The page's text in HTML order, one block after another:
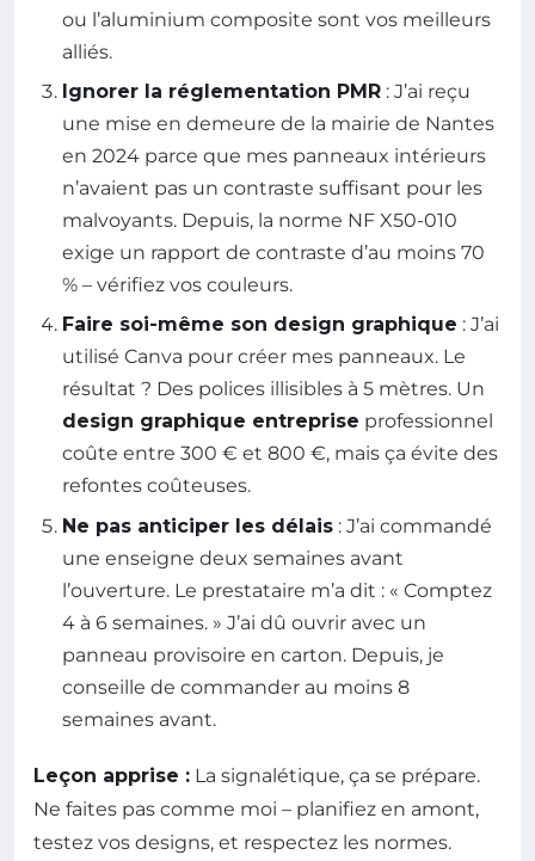
ou l’aluminium composite sont vos meilleurs
alliés.
Ignorer la réglementation PMR : J’ai reçu
une mise en demeure de la mairie de Nantes
en 2024 parce que mes panneaux intérieurs
n’avaient pas un contraste suffisant pour les
malvoyants. Depuis, la norme NF X50-010
exige un rapport de contraste d’au moins 70
% – vérifiez vos couleurs.
Faire soi-même son design graphique : J’ai
utilisé Canva pour créer mes panneaux. Le
résultat ? Des polices illisibles à 5 mètres. Un
design graphique entreprise professionnel
coûte entre 300 € et 800 €, mais ça évite des
refontes coûteuses.
Ne pas anticiper les délais : J’ai commandé
une enseigne deux semaines avant
l’ouverture. Le prestataire m’a dit : « Comptez
4 à 6 semaines. » J’ai dû ouvrir avec un
panneau provisoire en carton. Depuis, je
conseille de commander au moins 8
semaines avant.
Leçon apprise : La signalétique, ça se prépare.
Ne faites pas comme moi – planifiez en amont,
testez vos designs, et respectez les normes.